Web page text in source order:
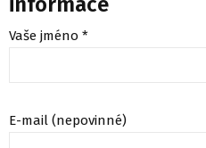
Vaše jméno *
E-mail (nepovinné)